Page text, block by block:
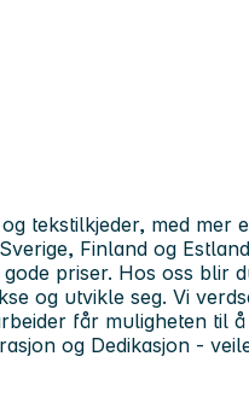
tekstilkjeder, med mer
Finland og
priser. Hos oss blir
og utvikle seg. Vi
får muligheten til
og Dedikasjon -